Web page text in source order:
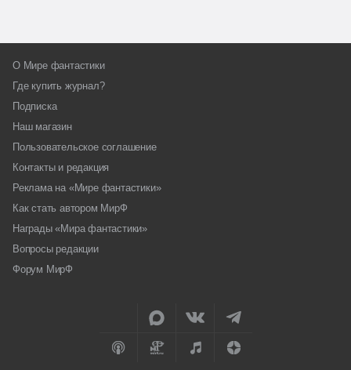
О Мире фантастики
Где купить журнал?
Подписка
Наш магазин
Пользовательское соглашение
Контакты и редакция
Реклама на «Мире фантастики»
Как стать автором МирФ
Награды «Мира фантастики»
Вопросы редакции
Форум МирФ